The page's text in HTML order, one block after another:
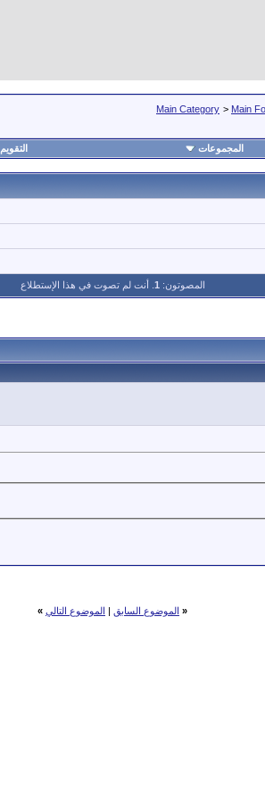
Main Category > Main
المجموعات التقويم
المصوتون: 1 . أنت لم تصوت في هذا الإستطلاع
« الموضوع السابق | الموضوع التالي »